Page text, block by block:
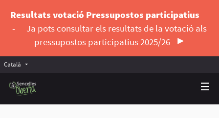
Resultats votació Pressupostos participatius
-
Ja pots consultar els resultats de la votació als
pressupostos participatius 2025/26
Català Triar la llengua